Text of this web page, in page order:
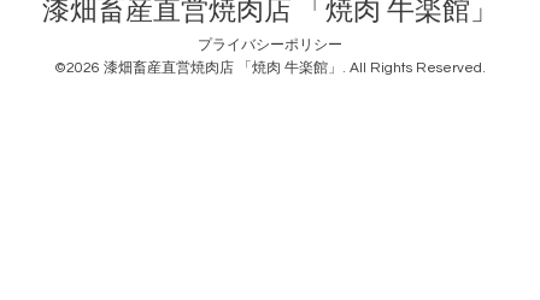
漆畑畜産直営焼肉店 「焼肉 牛楽館」
プライバシーポリシー
©2026 漆畑畜産直営焼肉店 「焼肉 牛楽館」 . All Rights Reserved.